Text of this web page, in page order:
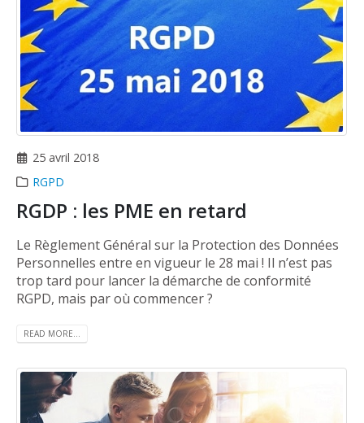
25 avril 2018
RGPD
RGDP : les PME en retard
Le Règlement Général sur la Protection des Données
Personnelles entre en vigueur le 28 mai ! Il n’est pas
trop tard pour lancer la démarche de conformité
RGPD, mais par où commencer ?
READ MORE...